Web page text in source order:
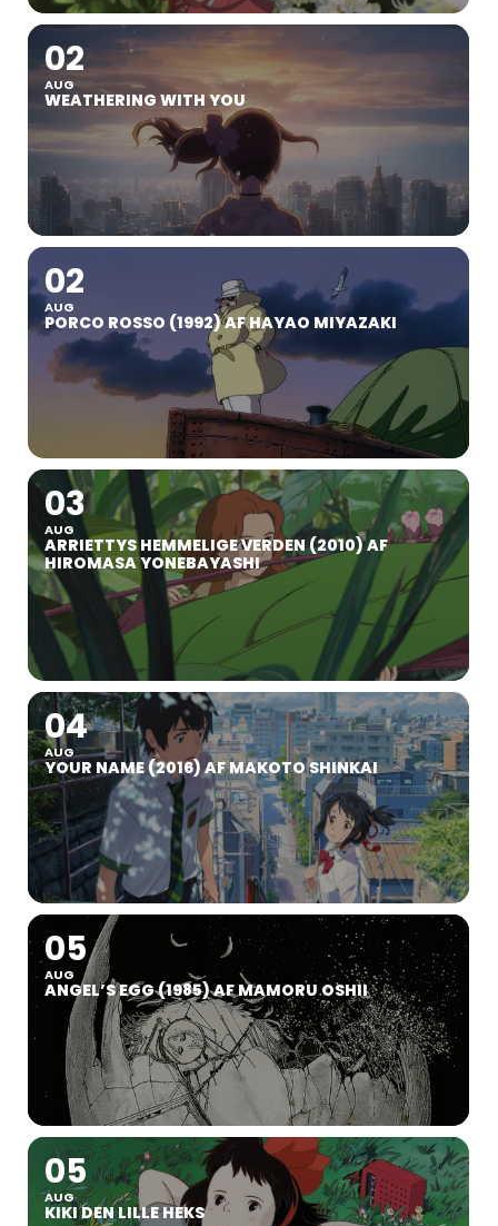
02
AUG
WEATHERING WITH YOU
02
AUG
PORCO ROSSO (1992) AF HAYAO MIYAZAKI
03
AUG
ARRIETTYS HEMMELIGE VERDEN (2010) AF
HIROMASA YONEBAYASHI
04
AUG
YOUR NAME (2016) AF MAKOTO SHINKAI
05
AUG
ANGEL’S EGG (1985) AF MAMORU OSHII
05
AUG
KIKI DEN LILLE HEKS